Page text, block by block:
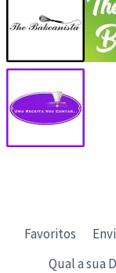
Favoritos
Qual a sua